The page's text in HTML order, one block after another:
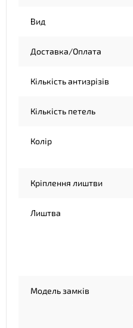
Вид
Доставка/Оплата
Кількість антизрізів
Кількість петель
Колір
Кріплення лиштви
Лиштва
Модель замків